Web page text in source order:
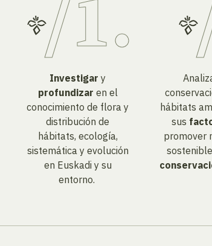
Investigar y
profundizar en el
conocimiento de flora y
distribución de
hábitats, ecología,
sistemática y evolución
en Euskadi y su
entorno.
hábitats
sus
promover